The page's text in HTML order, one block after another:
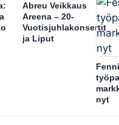
Abreu Veikkaus
Areena – 20-
Vuotisjuhlakonsertit
ja Liput
nyt